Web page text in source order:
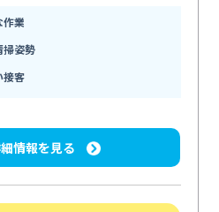
作業
掃姿勢
接客
情報を見る